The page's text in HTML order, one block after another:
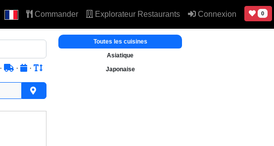
Commander Explorateur Restaurants Connexion 0
· · ·
Toutes les cuisines
Asiatique
Japonaise